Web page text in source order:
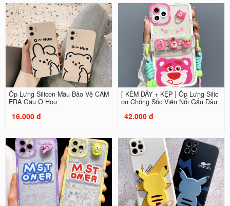
Ốp Lưng Silicon Màu Bảo Vệ CAM
ERA Gấu O Hou
16.000 đ
[ KÈM DÂY + KẸP ] Ốp Lưng Silic
on Chống Sốc Viền Nổi Gấu Dâu
42.000 đ